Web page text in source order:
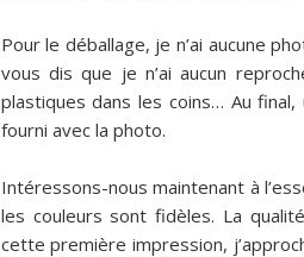
Pour le déballage, je n’ai aucune
vous dis que je n’ai aucun
plastiques dans les coins… Au
fourni avec la photo.
Intéressons-nous maintenant à
les couleurs sont fidèles. La
cette première impression,